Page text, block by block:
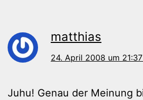
matthias
24. April 2008 um
Juhu! Genau der Meinung